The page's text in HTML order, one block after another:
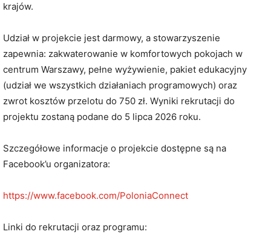
krajów.
Udział w projekcie jest darmowy, a stowarzyszenie
zapewnia: zakwaterowanie w komfortowych pokojach w
centrum Warszawy, pełne wyżywienie, pakiet edukacyjny
(udział we wszystkich działaniach programowych) oraz
zwrot kosztów przelotu do 750 zł. Wyniki rekrutacji do
projektu zostaną podane do 5 lipca 2026 roku.
Szczegółowe informacje o projekcie dostępne są na
Facebook’u organizatora:
https://www.facebook.com/PoloniaConnect
Linki do rekrutacji oraz programu: